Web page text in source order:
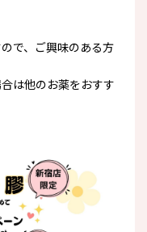
で、ご興味のある方
は他のお薬をおすす